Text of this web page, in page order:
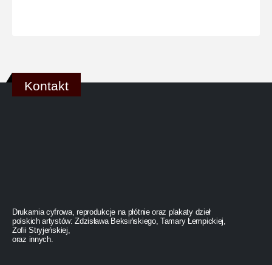
Kontakt
Drukarnia cyfrowa, reprodukcje na płótnie oraz plakaty dzieł
polskich artystów: Zdzisława Beksińskiego, Tamary Łempickiej,
Zofii Stryjeńskiej,
oraz innych.